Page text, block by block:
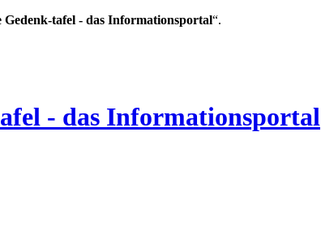
Gedenk-tafel - das Informationsportal“.
- das Informationsportal